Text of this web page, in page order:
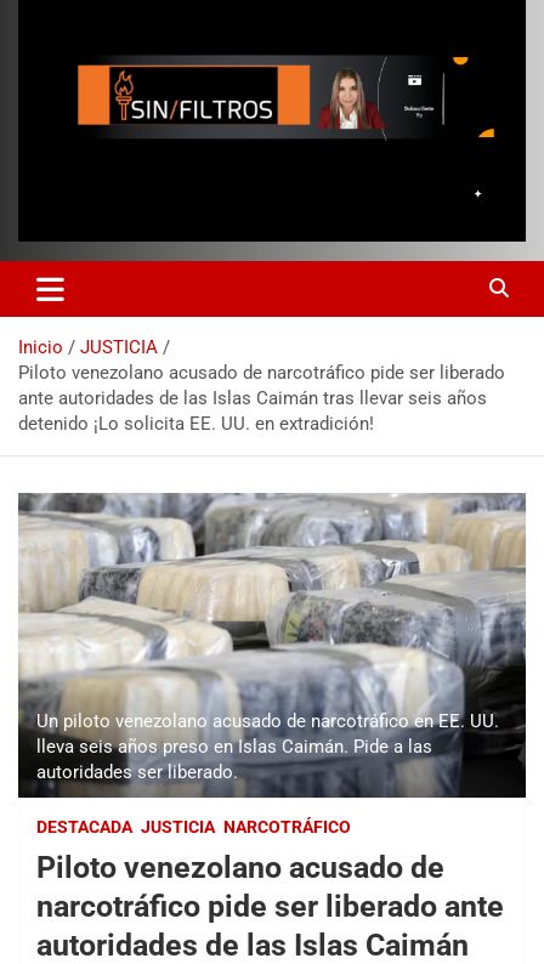
Inicio
JUSTICIA
Piloto venezolano acusado de narcotráfico pide ser liberado
ante autoridades de las Islas Caimán tras llevar seis años
detenido ¡Lo solicita EE. UU. en extradición!
Un piloto venezolano acusado de narcotráfico en EE. UU.
lleva seis años preso en Islas Caimán. Pide a las
autoridades ser liberado.
DESTACADA JUSTICIA NARCOTRÁFICO
Piloto venezolano acusado de
narcotráfico pide ser liberado ante
autoridades de las Islas Caimán